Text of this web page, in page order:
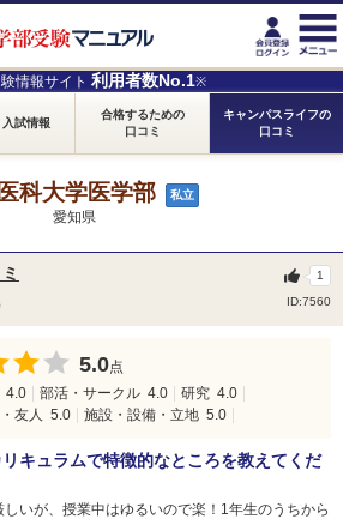
情報サイト 利用者数No.1※
試情報
合格するための
口コミ
キャンパスライフの
口コミ
科大学医学部 私立
愛知県
ID:7560
1
5.0点
4.0 部活・サークル 4.0 研究 4.0
友人 5.0 施設・設備・立地 5.0
キュラムで特徴的なところを教えてくだ
いが、授業中はゆるいので楽！1年生のうちから